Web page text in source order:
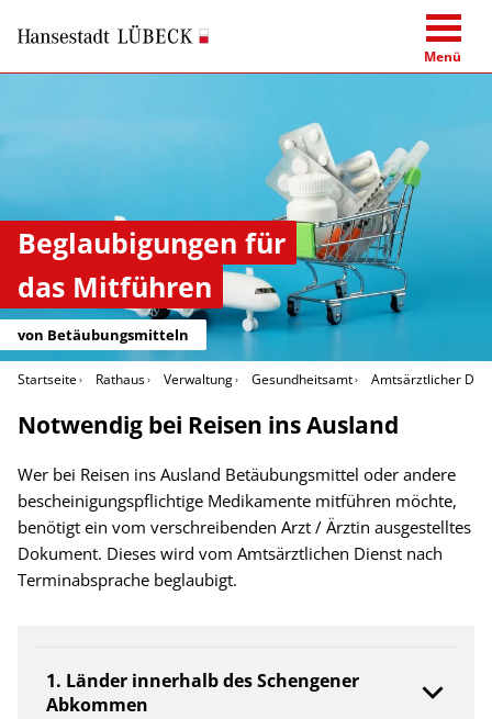
Menü
Beglaubigungen für
das Mitführen
von Betäubungsmitteln
Startseite Rathaus Verwaltung Gesundheitsamt Amtsärztlicher
Notwendig bei Reisen ins Ausland
Wer bei Reisen ins Ausland Betäubungsmittel oder andere
bescheinigungspflichtige Medikamente mitführen möchte,
benötigt ein vom verschreibenden Arzt / Ärztin ausgestelltes
Dokument. Dieses wird vom Amtsärztlichen Dienst nach
Terminabsprache beglaubigt.
1. Länder innerhalb des Schengener
Abkommen